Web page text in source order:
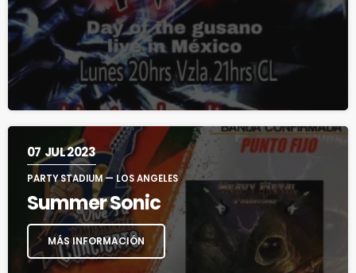
07 JUL 2023
PARTY STADIUM — LOS ANGELES
Summer Sonic
MÁS INFORMACIÓN